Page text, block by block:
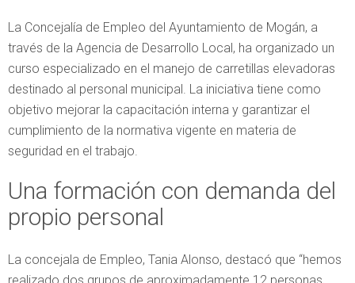
La Concejalía de Empleo del Ayuntamiento de Mogán, a
través de la Agencia de Desarrollo Local, ha organizado un
curso especializado en el manejo de carretillas elevadoras
destinado al personal municipal. La iniciativa tiene como
objetivo mejorar la capacitación interna y garantizar el
cumplimiento de la normativa vigente en materia de
seguridad en el trabajo.
Una formación con demanda del
propio personal
La concejala de Empleo, Tania Alonso, destacó que “hemos